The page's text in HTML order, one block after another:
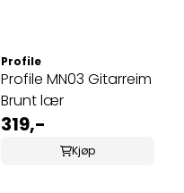
Profile
Profile MN03 Gitarreim
Brunt lær
319,-
Kjøp